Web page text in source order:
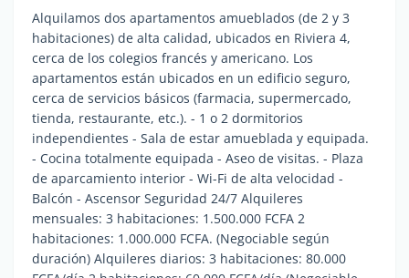
Alquilamos dos apartamentos amueblados (de 2 y 3
habitaciones) de alta calidad, ubicados en Riviera 4,
cerca de los colegios francés y americano. Los
apartamentos están ubicados en un edificio seguro,
cerca de servicios básicos (farmacia, supermercado,
tienda, restaurante, etc.). - 1 o 2 dormitorios
independientes - Sala de estar amueblada y equipada.
- Cocina totalmente equipada - Aseo de visitas. - Plaza
de aparcamiento interior - Wi-Fi de alta velocidad -
Balcón - Ascensor Seguridad 24/7 Alquileres
mensuales: 3 habitaciones: 1.500.000 FCFA 2
habitaciones: 1.000.000 FCFA. (Negociable según
duración) Alquileres diarios: 3 habitaciones: 80.000